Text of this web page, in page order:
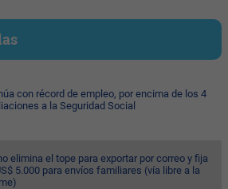
con récord de empleo, por encima de los 4
a la Seguridad Social
elimina el tope para exportar por correo y fija
5.000 para envíos familiares (vía libre a la